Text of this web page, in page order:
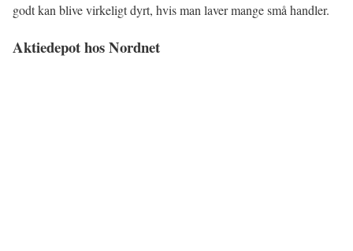
godt kan blive virkeligt dyrt, hvis man laver mange små handler.
Aktiedepot hos Nordnet